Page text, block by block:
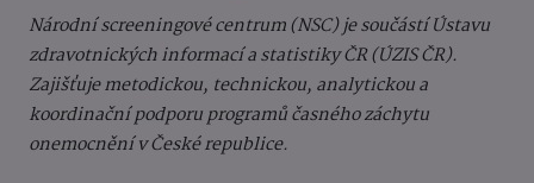
Národní screeningové centrum (NSC) je součástí Ústavu
zdravotnických informací a statistiky ČR (ÚZIS ČR).
Zajišťuje metodickou, technickou, analytickou a
koordinační podporu programů časného záchytu
onemocnění v České republice.